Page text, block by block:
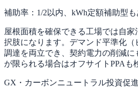
補助率： 1/2以内、kWh定額補助型も
屋根面積を確保できる工場では自
択肢になります。デマンド平準化
調達を両立でき、契約電力の削減
が限られる場合はオフサイトPPAも
GX・カーボンニュートラル投資促